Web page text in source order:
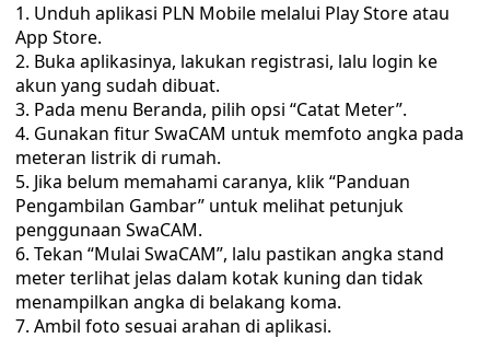
Unduh aplikasi PLN Mobile melalui Play Store atau
App Store.
Buka aplikasinya, lakukan registrasi, lalu login ke
akun yang sudah dibuat.
Pada menu Beranda, pilih opsi “Catat Meter”.
Gunakan fitur SwaCAM untuk memfoto angka pada
meteran listrik di rumah.
Jika belum memahami caranya, klik “Panduan
Pengambilan Gambar” untuk melihat petunjuk
penggunaan SwaCAM.
Tekan “Mulai SwaCAM”, lalu pastikan angka stand
meter terlihat jelas dalam kotak kuning dan tidak
menampilkan angka di belakang koma.
Ambil foto sesuai arahan di aplikasi.